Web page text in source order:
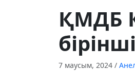
ҚМДБ
7 маусым, 2024 /